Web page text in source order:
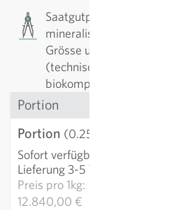
Saatgutpillen: Das
mineralischen
Grösse und Form zu
(technische) Aussaat zu
biokompatiblen Pillen
Portion
Portion (0.25 g)
Sofort verfügbar
Lieferung 3-5 Tage
Preis pro1kg:
12.840,00 €